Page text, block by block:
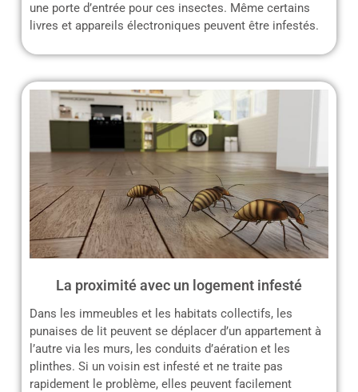
une porte d’entrée pour ces insectes. Même certains
livres et appareils électroniques peuvent être infestés.
La proximité avec un logement infesté
Dans les immeubles et les habitats collectifs, les
punaises de lit peuvent se déplacer d’un appartement à
l’autre via les murs, les conduits d’aération et les
plinthes. Si un voisin est infesté et ne traite pas
rapidement le problème, elles peuvent facilement